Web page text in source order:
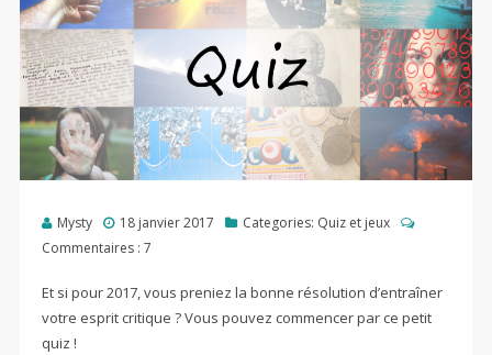
Mysty 18 janvier 2017 Categories: Quiz et jeux
Commentaires : 7
Et si pour 2017, vous preniez la bonne résolution d’entraîner
votre esprit critique ? Vous pouvez commencer par ce petit
quiz !